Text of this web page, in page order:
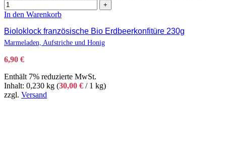
+
In den Warenkorb
Bioloklock französische Bio Erdbeerkonfitüre 230g
Marmeladen, Aufstriche und Honig
6,90 €
Enthält 7% reduzierte MwSt.
Inhalt: 0,230 kg (30,00 € / 1 kg)
zzgl. Versand